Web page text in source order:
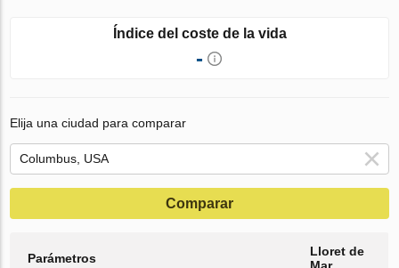
Índice del coste de la vida
-
Elija una ciudad para comparar
Comparar
Parámetros
Lloret de
Mar